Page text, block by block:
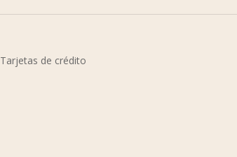
Tarjetas de crédito